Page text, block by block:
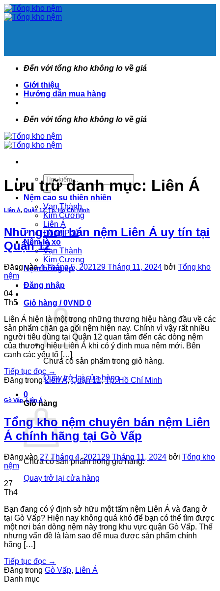
Bỏ
qua
Đến với tổng kho không lo về giá
Giới thiệu
Hướng dẫn mua hàng
Đến với tổng kho không lo về giá
Tìm
kiếm:
Nệm cao su thiên nhiên
Vạn Thành
Kim Cương
Liên Á
Đồng Phú
Nệm lò xo
Vạn Thành
Kim Cương
Nệm bông ép
Đăng nhập
Giỏ hàng /0VND 0
Chưa có sản phẩm trong giỏ hàng.
Quay trở lại cửa hàng
0
Giỏ hàng
Chưa có sản phẩm trong giỏ hàng.
Quay trở lại cửa hàng
Lưu trữ danh mục: Liên Á
Liên Á, Quận 12,Tp. Hồ Chí Minh
Những nơi bán nệm Liên Á uy tín tại
Quận 12
Đăng vào4 Tháng 5, 202129 Tháng 11, 2024 bởi Tổng kho
nệm
04
Th5
Liên Á hiện là một trong những thương hiệu hàng đầu về các
sản phẩm chăn ga gối nệm hiện nay. Chính vì vậy rất nhiều
người tiêu dùng tại Quận 12 quan tâm đến các dòng nệm
của thương hiệu Liên Á khi có ý định mua nệm mới. Bên
cạnh các yếu tố […]
Tiếp tục đọc →
Đăng trongLiên Á,Quận 12,Tp. Hồ Chí Minh
Gò Vấp,Liên Á
Tổng kho nệm chuyên bán nệm Liên
Á chính hãng tại Gò Vấp
Đăng vào 27 Tháng 4, 202129 Tháng 11, 2024 bởi Tổng kho
nệm
27
Th4
Bạn đang có ý định sở hữu một tấm nệm Liên Á và đang ở
tại Gò Vấp? Hiện nay không quá khó để bạn có thể tìm được
một nơi bán dòng nệm này trong khu vực quận Gò Vấp. Thế
nhưng vấn đề là làm sao để mua được sản phẩm chính
hãng […]
Tiếp tục đọc →
Đăng trong Gò Vấp, Liên Á
Danh mục